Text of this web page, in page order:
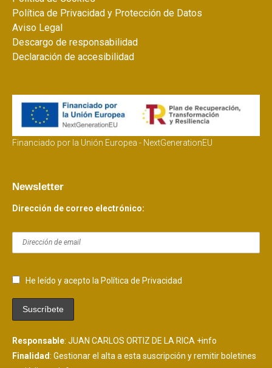
Política de Privacidad y Protección de Datos
Aviso Legal
Descargo de responsabilidad
Declaración de accesibilidad
Financiado por la Unión Europea - NextGenerationEU
Newsletter
Dirección de correo electrónico:
He leído y acepto la Política de Privacidad
Responsable: JUAN CARLOS ORTIZ DE LA RICA +info
Finalidad: Gestionar el alta a esta suscripción y remitir boletines